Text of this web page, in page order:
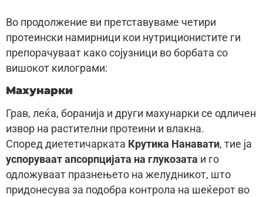
Во продолжение ви претставуваме четири
протеински намирници кои нутриционистите ги
препорачуваат како сојузници во борбата со
вишокот килограми:
Махунарки
Грав, леќа, боранија и други махунарки се одличен
извор на растителни протеини и влакна.
Според диететичарката Крутика Нанавати, тие ја
успоруваат апсорпцијата на глукозата и го
одложуваат празнењето на желудникот, што
придонесува за подобра контрола на шеќерот во